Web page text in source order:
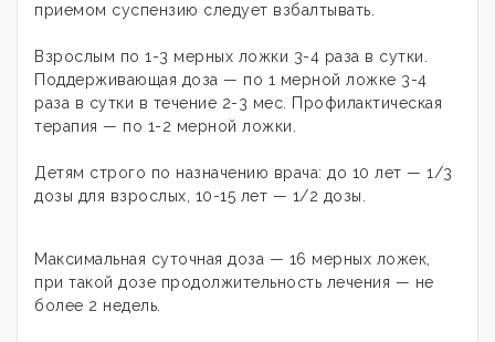
приемом суспензию следует взбалтывать.
Взрослым по 1-3 мерных ложки 3-4 раза в сутки.
Поддерживающая доза — по 1 мерной ложке 3-4
раза в сутки в течение 2-3 мес. Профилактическая
терапия — по 1-2 мерной ложки.
Детям строго по назначению врача: до 10 лет — 1/3
дозы для взрослых, 10-15 лет — 1/2 дозы.
Максимальная суточная доза — 16 мерных ложек,
при такой дозе продолжительность лечения — не
более 2 недель.